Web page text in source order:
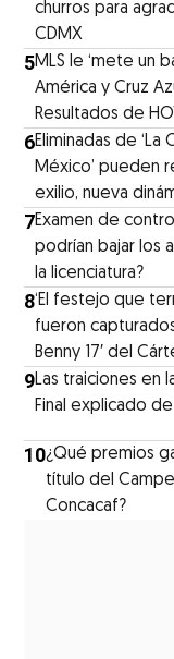
churros para
CDMX
5MLS le ‘mete un
América y Cruz
Resultados de
6Eliminadas de ‘La
México’ pueden
exilio, nueva
7Examen de
podrían bajar los
la licenciatura?
8‘El festejo que
fueron capturados
Benny 17′ del
9Las traiciones en
Final explicado de
10¿Qué premios
título del
Concacaf?